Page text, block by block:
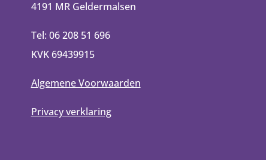
4191 MR Geldermalsen
Tel: 06 208 51 696
KVK 69439915
Algemene Voorwaarden
Privacy verklaring